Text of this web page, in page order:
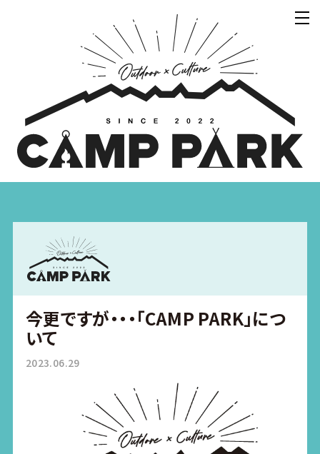
今更ですが・・・「CAMP PARK」につ
いて
2023.06.29